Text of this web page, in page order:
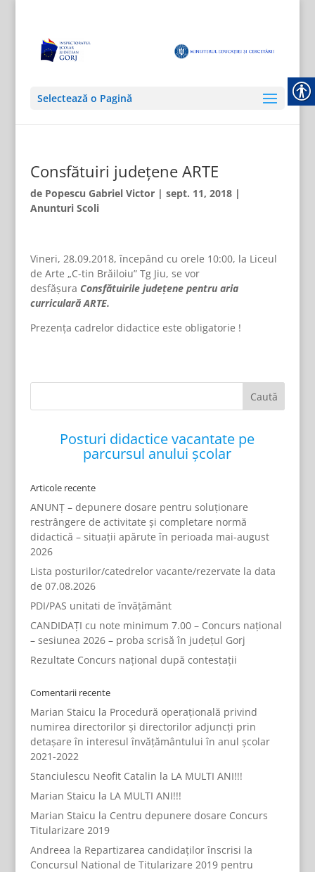
Selectează o Pagină
Consfătuiri județene ARTE
de Popescu Gabriel Victor| sept. 11, 2018|
Anunturi Scoli
Vineri, 28.09.2018, începând cu orele 10:00, la Liceul
de Arte „C-tin Brăiloiu” Tg Jiu, se vor
desfășura Consfătuirile județene pentru aria
curriculară ARTE.
Prezența cadrelor didactice este obligatorie !
Posturi didactice vacantate pe
parcursul anului școlar
Articole recente
ANUNȚ – depunere dosare pentru soluționare
restrângere de activitate și completare normă
didactică – situații apărute în perioada mai-august
2026
Lista posturilor/catedrelor vacante/rezervate la data
de 07.08.2026
PDI/PAS unitati de învățământ
CANDIDAȚI cu note minimum 7.00 – Concurs național
– sesiunea 2026 – proba scrisă în județul Gorj
Rezultate Concurs național după contestații
Comentarii recente
Marian Staicu la Procedură operațională privind
numirea directorilor și directorilor adjuncți prin
detașare în interesul învățământului în anul școlar
2021-2022
Stanciulescu Neofit Catalin la LA MULTI ANI!!!
Marian Staicu la LA MULTI ANI!!!
Marian Staicu la Centru depunere dosare Concurs
Titularizare 2019
Andreea la Repartizarea candidaților înscrisi la
Concursul National de Titularizare 2019 pentru